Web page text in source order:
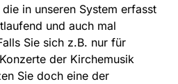
in unseren System erfasst
und auch mal
Sie sich z.B. nur für
der Kirchemusik
Sie doch eine der